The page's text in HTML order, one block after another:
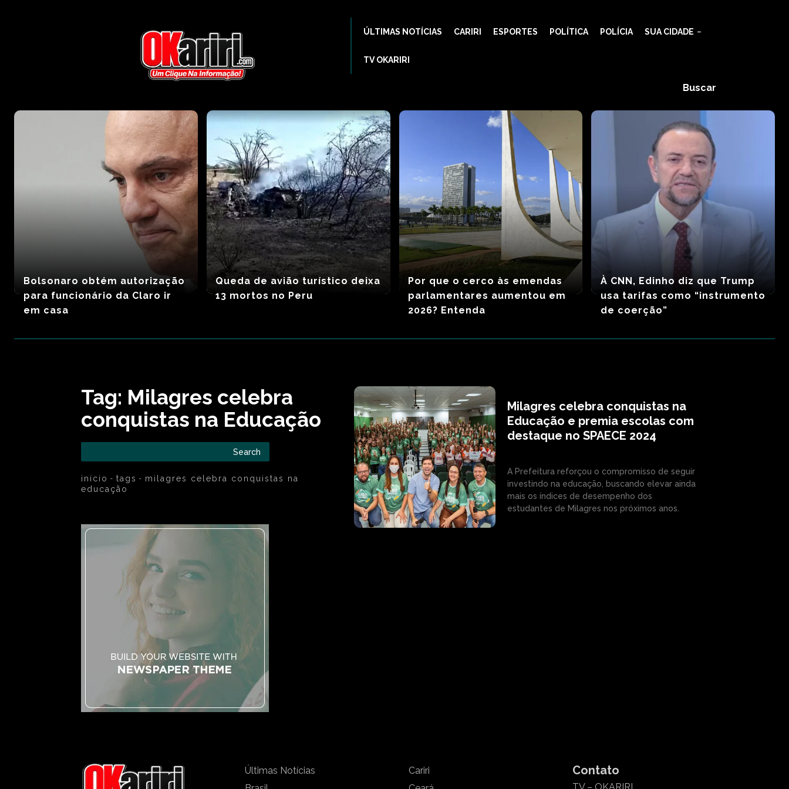
ÚLTIMAS NOTÍCIAS CARIRI ESPORTES POLÍTICA POLÍCIA SUA CIDADE
TV OKARIRI
Buscar
Bolsonaro obtém autorização
para funcionário da Claro ir
em casa
Queda de avião turístico deixa
13 mortos no Peru
Por que o cerco às emendas
parlamentares aumentou em
2026? Entenda
À CNN, Edinho diz que Trump
usa tarifas como “instrumento
de coerção”
Tag: Milagres celebra
conquistas na Educação
Search
início tags
milagres celebra conquistas na
educação
Milagres celebra conquistas na
Educação e premia escolas com
destaque no SPAECE 2024
A Prefeitura reforçou o compromisso de seguir
investindo na educação, buscando elevar ainda
mais os índices de desempenho dos
estudantes de Milagres nos próximos anos.
Últimas Notícias
Cariri
Contato